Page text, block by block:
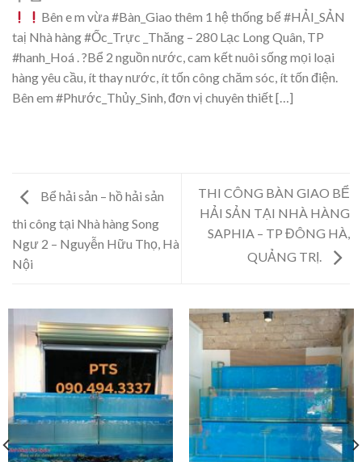
Bên e m vừa #Bàn_Giao thêm 1 hệ thống bể #HẢI_SẢN
taị Nhà hàng #Ốc_Trực _Thăng – 280 Lạc Long Quân, TP
#hanh_Hoá . ?Bể 2 nguồn nước, cam kết nuôi sống mọi loại
hàng yêu cầu, ít thay nước, ít tốn công chăm sóc, ít tốn điện.
Bên em #Phước_Thủy_Sinh, đơn vị chuyên thiết […]
Bể hải sản – hồ hải sản
thi công tại Nhà hàng Song
Ngư 2 – Nguyễn Hữu Thọ, Hà
Nội
THI CÔNG BÀN GIAO BỂ
HẢI SẢN TẠI NHÀ HÀNG
SAPHIA – TP ĐÔNG HÀ,
QUẢNG TRỊ.